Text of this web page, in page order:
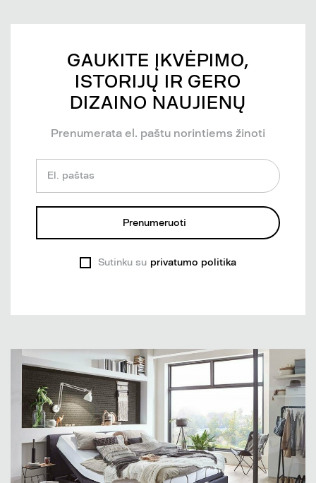
GAUKITE ĮKVĖPIMO,
ISTORIJŲ IR GERO
DIZAINO NAUJIENŲ
Prenumerata el. paštu norintiems žinoti
El. paštas
Prenumeruoti
Sutinku su privatumo politika